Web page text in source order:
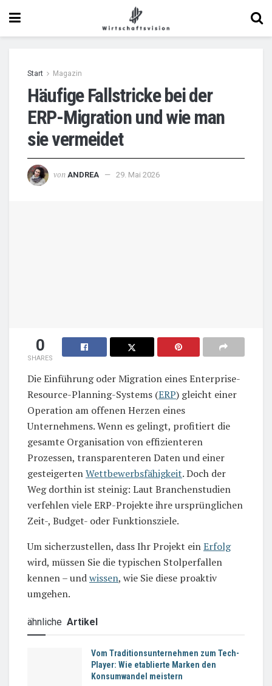
Start Magazin
Häufige Fallstricke bei der
ERP-Migration und wie man
sie vermeidet
von ANDREA 29. Mai 2026
0
SHARES
Die Einführung oder Migration eines Enterprise-
Resource-Planning-Systems (ERP) gleicht einer
Operation am offenen Herzen eines
Unternehmens. Wenn es gelingt, profitiert die
gesamte Organisation von effizienteren
Prozessen, transparenteren Daten und einer
gesteigertenWettbewerbsfähigkeit. Doch der
Weg dorthin ist steinig: Laut Branchenstudien
verfehlen viele ERP-Projekte ihre ursprünglichen
Zeit-, Budget- oder Funktionsziele.
Um sicherzustellen, dass Ihr Projekt einErfolg
wird, müssen Sie die typischen Stolperfallen
kennen – undwissen, wie Sie diese proaktiv
umgehen.
ähnliche Artikel
Vom Traditionsunternehmen zum Tech-
Player: Wie etablierte Marken den
Konsumwandel meistern